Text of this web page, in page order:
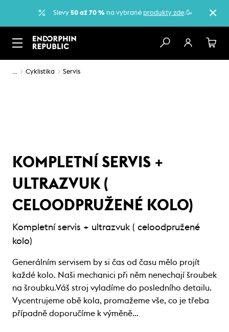
Slevy 50 až 70 % na vybrané produkty zde.🥳
… Cyklistika Servis
KOMPLETNÍ SERVIS +
ULTRAZVUK (
CELOODPRUŽENÉ KOLO)
Kompletní servis + ultrazvuk ( celoodpružené
kolo)
Generálním servisem by si čas od času mělo projít
každé kolo. Naši mechanici při něm nenechají šroubek
na šroubku.Váš stroj vyladíme do posledního detailu.
Vycentrujeme obě kola, promažeme vše, co je třeba
případně doporučíme k výměně…